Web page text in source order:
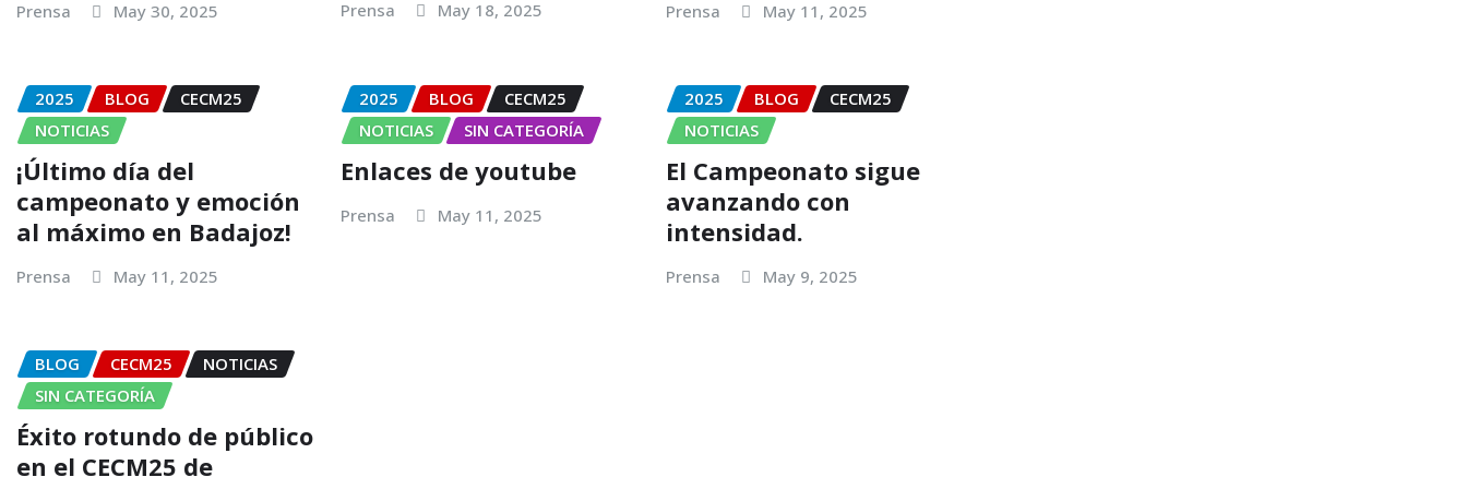
Prensa May 30, 2025 Prensa May 18, 2025 Prensa May 11, 2025
2025 BLOG
CECM25
NOTICIAS
¡Último día del
campeonato y emoción
al máximo en Badajoz!
Prensa May 11, 2025
2025 BLOG
CECM25
NOTICIAS
SIN CATEGORÍA
Enlaces de youtube
Prensa May 11, 2025
2025 BLOG
CECM25
NOTICIAS
El Campeonato sigue
avanzando con
intensidad.
Prensa May 9, 2025
BLOG CECM25
NOTICIAS
SIN CATEGORÍA
Éxito rotundo de público
en el CECM25 de